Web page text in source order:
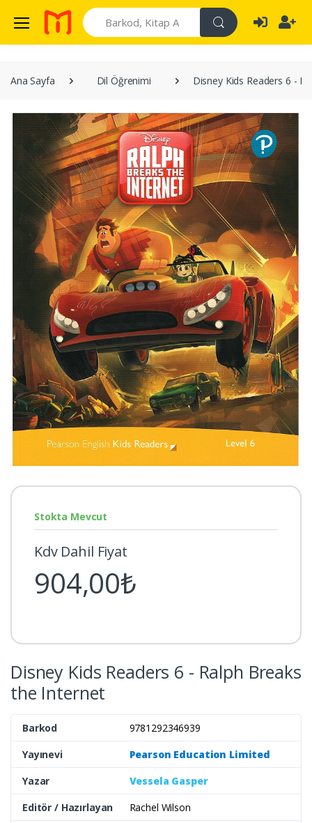
Search
Ana Sayfa Dil Öğrenimi Disney Kids Readers 6 -
Disney Kids Readers 6 - Ralph Breaks
the Internet
Barkod
9781292346939
Yayınevi
Pearson Education Limited
Yazar
Vessela Gasper
Editör / Hazırlayan
Rachel Wilson
Stokta Mevcut
Kdv Dahil Fiyat
904,00₺